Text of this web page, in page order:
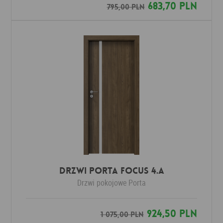
795,00 PLN683,70 PLN
DRZWI PORTA FOCUS 4.A
Drzwi pokojowe Porta
1 075,00 PLN924,50 PLN